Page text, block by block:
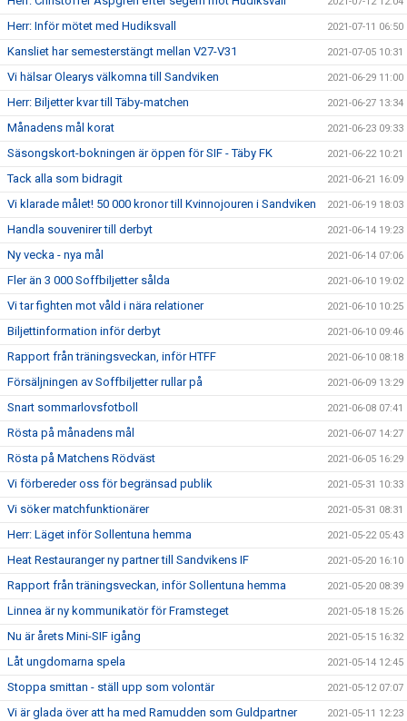
Herr: Inför mötet med Hudiksvall 2021-07-11 06:50
Kansliet har semesterstängt mellan V27-V31 2021-07-05 10:31
Vi hälsar Olearys välkomna till Sandviken 2021-06-29 11:00
Herr: Biljetter kvar till Täby-matchen 2021-06-27 13:34
Månadens mål korat 2021-06-23 09:33
Säsongskort-bokningen är öppen för SIF - Täby FK 2021-06-22 10:21
Tack alla som bidragit 2021-06-21 16:09
Vi klarade målet! 50 000 kronor till Kvinnojouren i Sandviken 2021-06-19 18:03
Handla souvenirer till derbyt 2021-06-14 19:23
Ny vecka - nya mål 2021-06-14 07:06
Fler än 3 000 Soffbiljetter sålda 2021-06-10 19:02
Vi tar fighten mot våld i nära relationer 2021-06-10 10:25
Biljettinformation inför derbyt 2021-06-10 09:46
Rapport från träningsveckan, inför HTFF 2021-06-10 08:18
Försäljningen av Soffbiljetter rullar på 2021-06-09 13:29
Snart sommarlovsfotboll 2021-06-08 07:41
Rösta på månadens mål 2021-06-07 14:27
Rösta på Matchens Rödväst 2021-06-05 16:29
Vi förbereder oss för begränsad publik 2021-05-31 10:33
Vi söker matchfunktionärer 2021-05-31 08:31
Herr: Läget inför Sollentuna hemma 2021-05-22 05:43
Heat Restauranger ny partner till Sandvikens IF 2021-05-20 16:10
Rapport från träningsveckan, inför Sollentuna hemma 2021-05-20 08:39
Linnea är ny kommunikatör för Framsteget 2021-05-18 15:26
Nu är årets Mini-SIF igång 2021-05-15 16:32
Låt ungdomarna spela 2021-05-14 12:45
Stoppa smittan - ställ upp som volontär 2021-05-12 07:07
Vi är glada över att ha med Ramudden som Guldpartner 2021-05-11 12:23